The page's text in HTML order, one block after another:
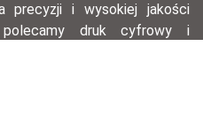
precyzji i wysokiej jakości
polecamy druk cyfrowy i